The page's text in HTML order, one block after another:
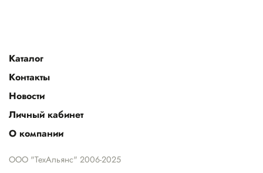
Каталог
Контакты
Новости
Личный кабинет
О компании
ООО "ТехАльянс" 2006-2025